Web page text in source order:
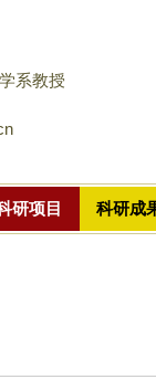
主
要
系教授
研项目 科研成